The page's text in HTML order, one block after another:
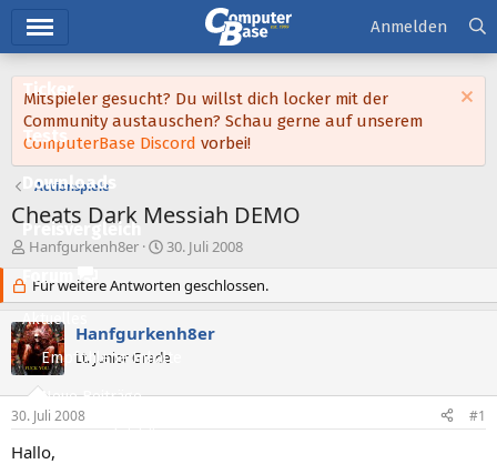
Ticker
Tests
Downloads
Preisvergleich
Forum
Aktuelles
Empfohlene Inhalte
Neue Beiträge
Neueste Aktivitäten
Anmelden
Mitspieler gesucht? Du willst dich locker mit der
Community austauschen? Schau gerne auf unserem
ComputerBase Discord vorbei!
Actionspiele
Cheats Dark Messiah DEMO
E
r
s
t
e
l
l
e
Hanfgurkenh8er
E
s
t
l
l
m
30. Juli 2008
Für weitere Antworten geschlossen.
Hanfgurkenh8er
Lt. Junior Grade
30. Juli 2008 #1
Hallo,